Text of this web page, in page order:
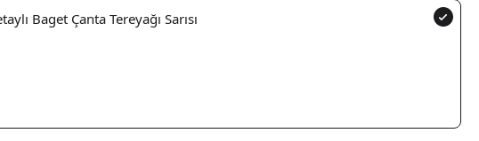
Baget Çanta Tereyağı Sarısı